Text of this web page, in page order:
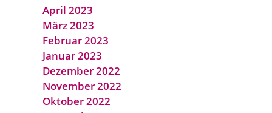
April 2023
März 2023
Februar 2023
Januar 2023
Dezember 2022
November 2022
Oktober 2022